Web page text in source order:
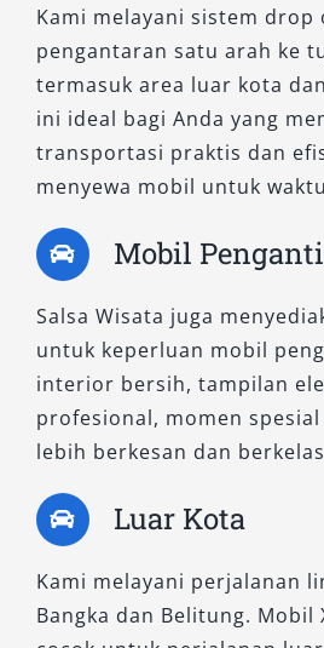
satu paket. Sangat cocok
berbagai kebutuhan
tour, kunjungan kerja antar
maupun antar jemput dari
Kombinasi kenyamanan
berkendara menjadikan
yang paling banyak disewa.
5. New Xpander
Ini merupakan tipe tertinggi
yang kami sediakan. Mobil
dengan berbagai fitur
besar, hingga aksen interior
paling ideal untuk
untuk tamu VIP, kegiatan
perjalanan bisnis penting
kenyamanan maksimal.
Kami melayani sistem drop
pengantaran satu arah ke
termasuk area luar kota
ini ideal bagi Anda yang
transportasi praktis dan
menyewa mobil untuk
Mobil
Salsa Wisata juga
untuk keperluan mobil
interior bersih, tampilan
profesional, momen
lebih berkesan dan
Luar Kota
Kami melayani perjalanan
Bangka dan Belitung. Mobil